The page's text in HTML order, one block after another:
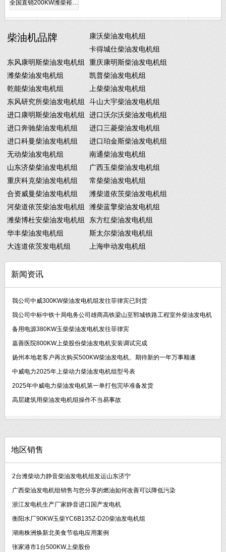
全国直销200KW潍柴裕…
柴油机品牌
康沃柴油发电机组
卡得城仕柴油发电机组
东风康明斯柴油发电机组
重庆康明斯柴油发电机组
潍柴柴油发电机组
凯普柴油发电机组
乾能柴油发电机组
上柴柴油发电机组
东风研究所柴油发电机组
斗山大宇柴油发电机组
进口康明斯柴油发电机组
进口沃尔沃柴油发电机组
进口奔驰柴油发电机组
进口三菱柴油发电机组
进口科曼柴油发电机组
进口珀金斯柴油发电机组
无动柴油发电机组
南通柴油发电机组
山东济柴柴油发电机组
广西玉柴柴油发电机组
重庆科克柴油发电机组
常柴柴油发电机组
合资威曼柴油发电机组
潍柴道依茨柴油发电机组
河柴道依茨柴油发电机组
潍柴蓝擎柴油发电机组
潍柴博杜安柴油发电机组
东方红柴油发电机组
华丰柴油发电机组
斯太尔柴油发电机组
大连道依茨发电机组
上海申动发电机组
新闻资讯
我公司中威300KW柴油发电机组发往菲律宾已到货
我公司中标中铁十局电务公司雄商高铁梁山至郓城铁路工程室外柴油发电机
备用电源380KW玉柴柴油发电机发往菲律宾
嘉善医院800KW上柴股份柴油发电机安装调试完成
扬州本地老客户再次购买500KW柴油发电机、期待新的一年万事顺遂
中威电力2025年上柴动力柴油发电机组型号表
2025年中威电力柴油发电机第一单打包完毕准备发货
高层建筑用柴油发电机组操作不当易事故
地区销售
2台潍柴动力静音柴油发电机组发运山东济宁
广西柴油发电机组销售与您分享的燃油如何改善可以降低污染
浙江发电机生产厂家静音进口国产发电机
衡阳水厂90KW玉柴YC6B135Z-D20柴油发电机组
湖南株洲焕新北美食节临电应用案例
张家港市1台500KW上柴股份